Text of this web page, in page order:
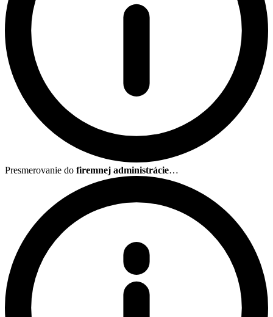
Presmerovanie do firemnej administrácie…